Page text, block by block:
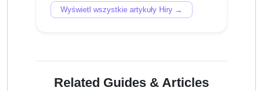
Wyświetl wszystkie artykuły Hiry →
Related Guides & Articles